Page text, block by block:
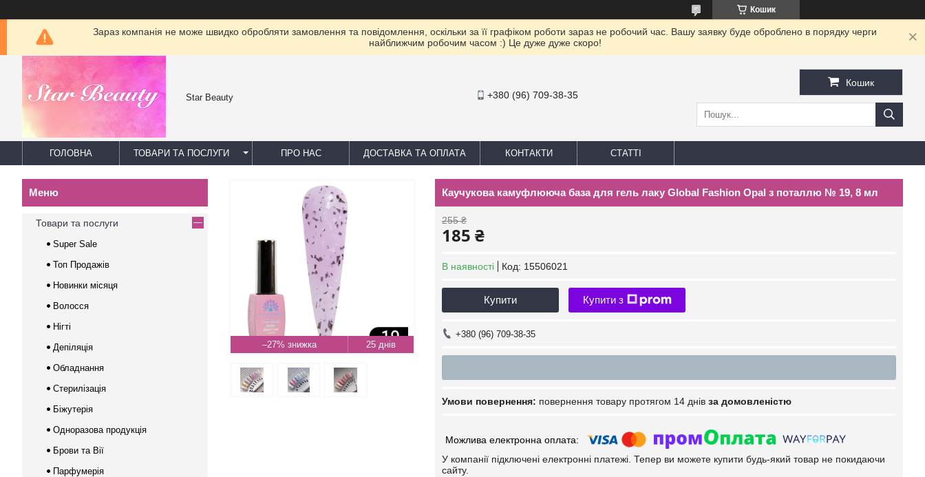
Кошик
Зараз компанія не може швидко обробляти замовлення та повідомлення, оскільки за її графіком роботи зараз не робочий час. Вашу заявку буде оброблено в порядку черги
найближчим робочим часом :) Це дуже дуже скоро!
Star Beauty +380 (96) 709-38-35
Кошик
ГОЛОВНА ТОВАРИ ТА ПОСЛУГИ ПРО НАС ДОСТАВКА ТА ОПЛАТА КОНТАКТИ СТАТТІ
–27% 25 днів
Каучукова камуфлююча база для гель лаку Global Fashion Opal з поталлю № 19, 8 мл
255 ₴
185 ₴
В наявності Код: 15506021
Купити Купити з
+380 (96) 709-38-35
повернення товару протягом 14 днів за домовленістю
У компанії підключені електронні платежі. Тепер ви можете купити будь-який товар не покидаючи
сайту.
Товари та послуги
Super Sale
Топ Продажів
Новинки місяця
Волосся
Нігті
Депіляція
Обладнання
Стерилізація
Біжутерія
Одноразова продукція
Брови та Вії
Парфумерія